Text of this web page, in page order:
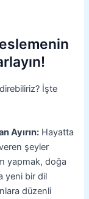
İşte
Ayırın: Hayatta
şeyler
yapmak, doğa
yeni bir dil
düzenli